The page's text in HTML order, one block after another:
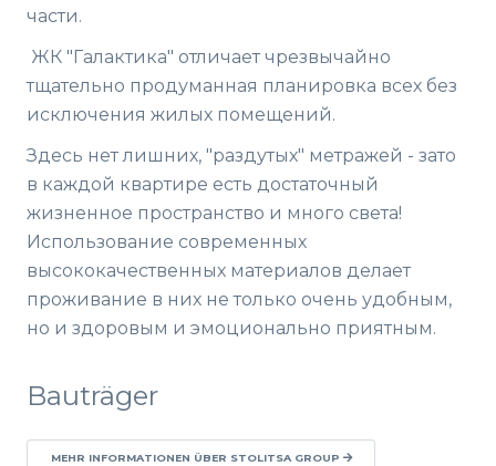
части.
ЖК "Галактика" отличает чрезвычайно
тщательно продуманная планировка всех без
исключения жилых помещений.
Здесь нет лишних, "раздутых" метражей - зато
в каждой квартире есть достаточный
жизненное пространство и много света!
Использование современных
высококачественных материалов делает
проживание в них не только очень удобным,
но и здоровым и эмоционально приятным.
Bauträger
MEHR INFORMATIONEN ÜBER STOLITSA GROUP